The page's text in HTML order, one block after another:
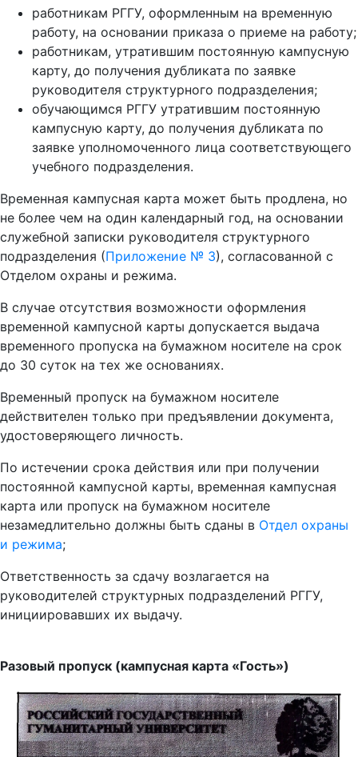
работникам РГГУ, оформленным на временную
работу, на основании приказа о приеме на работу;
работникам, утратившим постоянную кампусную
карту, до получения дубликата по заявке
руководителя структурного подразделения;
обучающимся РГГУ утратившим постоянную
кампусную карту, до получения дубликата по
заявке уполномоченного лица соответствующего
учебного подразделения.
Временная кампусная карта может быть продлена, но
не более чем на один календарный год, на основании
служебной записки руководителя структурного
подразделения (Приложение № 3), согласованной с
Отделом охраны и режима.
В случае отсутствия возможности оформления
временной кампусной карты допускается выдача
временного пропуска на бумажном носителе на срок
до 30 суток на тех же основаниях.
Временный пропуск на бумажном носителе
действителен только при предъявлении документа,
удостоверяющего личность.
По истечении срока действия или при получении
постоянной кампусной карты, временная кампусная
карта или пропуск на бумажном носителе
незамедлительно должны быть сданы в Отдел охраны
и режима;
Ответственность за сдачу возлагается на
руководителей структурных подразделений РГГУ,
инициировавших их выдачу.
Разовый пропуск (кампусная карта «Гость»)